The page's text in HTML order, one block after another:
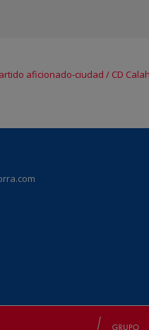
aficionado-ciudad / CD